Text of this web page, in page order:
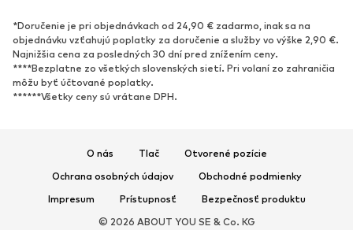
Nové
Obľúbené
Tenisky
Členkové čižmy
Topánky na vysokom podpätku
Sandále
Papuče
Exkluzívne
*Doručenie je pri objednávkach od 24,90 € zadarmo, inak sa na
objednávku vzťahujú poplatky za doručenie a služby vo výške 2,90 €.
Najnižšia cena za posledných 30 dní pred znížením ceny.
****Bezplatne zo všetkých slovenských sietí. Pri volaní zo zahraničia
môžu byť účtované poplatky.
******Všetky ceny sú vrátane DPH.
O nás Tlač
Otvorené pozície
Ochrana osobných údajov
Obchodné podmienky
Impresum
Prístupnosť
Bezpečnosť produktu
© 2026 ABOUT YOU SE & Co. KG